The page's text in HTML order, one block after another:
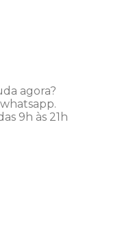
agora?
9h às 21h